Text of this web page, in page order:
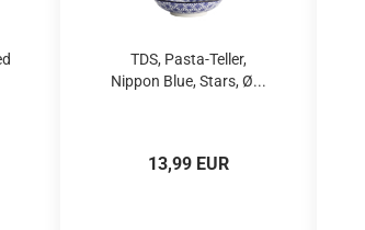
TDS, Pasta-Teller,
Nippon Blue, Stars, Ø...
13,99 EUR